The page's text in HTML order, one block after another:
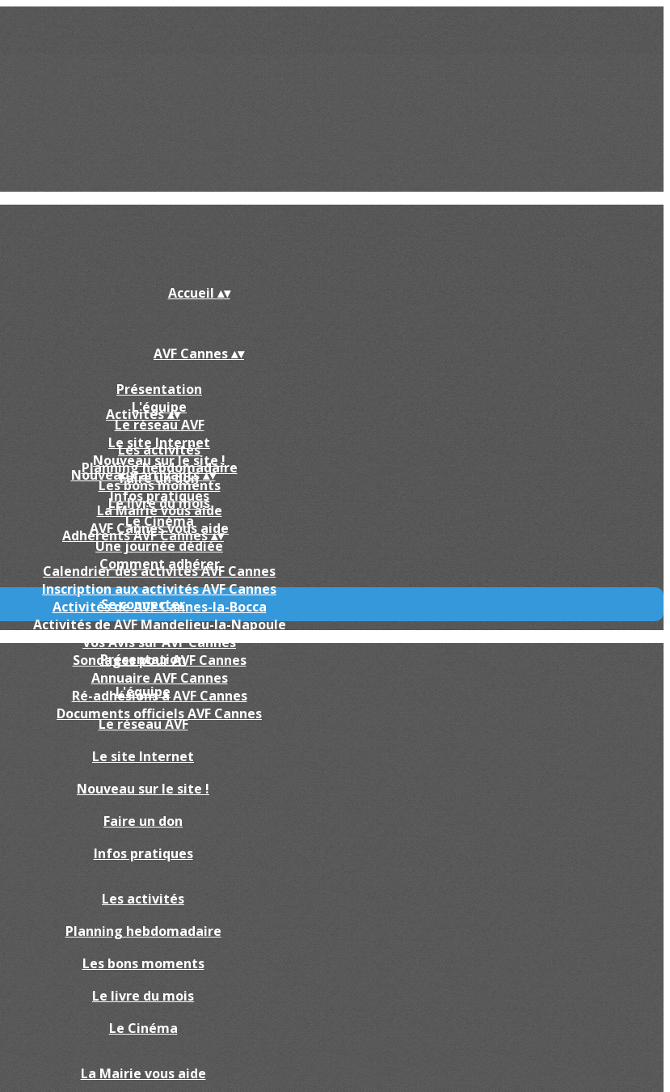
Accueil ▴▾
AVF Cannes▴▾
Présentation
L'équipe
Le réseau AVF
Le site Internet
Nouveau sur le site !
Faire un don
Infos pratiques
Activités▴▾
Les activités
Planning hebdomadaire
Les bons moments
Le livre du mois
Le Cinéma
Nouveaux arrivants▴▾
La Mairie vous aide
AVF Cannes vous aide
Une journée dédiée
Comment adhérer
Adhérents AVF Cannes▴▾
Calendrier des activités AVF Cannes
Inscription aux activités AVF Cannes
Activités de AVF Cannes-la-Bocca
Activités de AVF Mandelieu-la-Napoule
Vos Avis sur AVF Cannes
Sondages pour AVF Cannes
Annuaire AVF Cannes
Ré-adhésions a AVF Cannes
Documents officiels AVF Cannes
Se connecter
Présentation
L'équipe
Le réseau AVF
Le site Internet
Nouveau sur le site !
Faire un don
Infos pratiques
Les activités
Planning hebdomadaire
Les bons moments
Le livre du mois
Le Cinéma
La Mairie vous aide